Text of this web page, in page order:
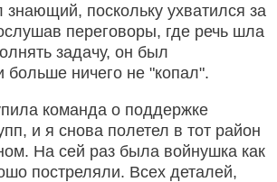
знающий, поскольку ухватился за
переговоры, где речь шла
задачу, он был
больше ничего не "копал".
команда о поддержке
и я снова полетел в тот район
На сей раз была войнушка как
постреляли. Всех деталей,